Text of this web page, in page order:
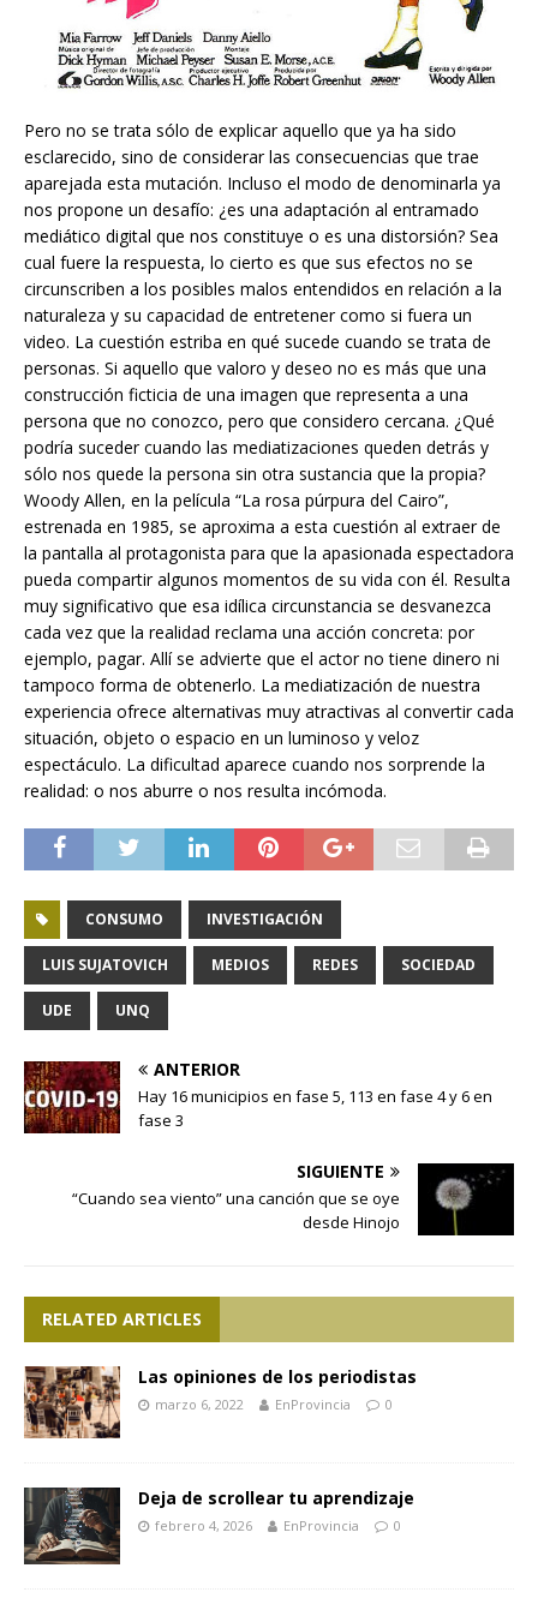
Pero no se trata sólo de explicar aquello que ya ha sido
esclarecido, sino de considerar las consecuencias que trae
aparejada esta mutación. Incluso el modo de denominarla ya
nos propone un desafío: ¿es una adaptación al entramado
mediático digital que nos constituye o es una distorsión? Sea
cual fuere la respuesta, lo cierto es que sus efectos no se
circunscriben a los posibles malos entendidos en relación a la
naturaleza y su capacidad de entretener como si fuera un
video. La cuestión estriba en qué sucede cuando se trata de
personas. Si aquello que valoro y deseo no es más que una
construcción ficticia de una imagen que representa a una
persona que no conozco, pero que considero cercana. ¿Qué
podría suceder cuando las mediatizaciones queden detrás y
sólo nos quede la persona sin otra sustancia que la propia?
Woody Allen, en la película “La rosa púrpura del Cairo”,
estrenada en 1985, se aproxima a esta cuestión al extraer de
la pantalla al protagonista para que la apasionada espectadora
pueda compartir algunos momentos de su vida con él. Resulta
muy significativo que esa idílica circunstancia se desvanezca
cada vez que la realidad reclama una acción concreta: por
ejemplo, pagar. Allí se advierte que el actor no tiene dinero ni
tampoco forma de obtenerlo. La mediatización de nuestra
experiencia ofrece alternativas muy atractivas al convertir cada
situación, objeto o espacio en un luminoso y veloz
espectáculo. La dificultad aparece cuando nos sorprende la
realidad: o nos aburre o nos resulta incómoda.
CONSUMO INVESTIGACIÓN
LUIS SUJATOVICH MEDIOS REDES SOCIEDAD
UDE UNQ
ANTERIOR
Hay 16 municipios en fase 5, 113 en fase 4 y 6 en
fase 3
SIGUIENTE
“Cuando sea viento” una canción que se oye
desde Hinojo
RELATED ARTICLES
Las opiniones de los periodistas
marzo 6, 2022 EnProvincia 0
Deja de scrollear tu aprendizaje
febrero 4, 2026 EnProvincia 0